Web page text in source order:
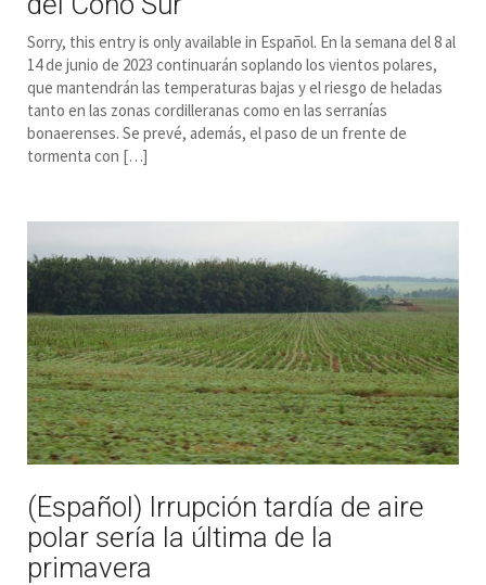
Sorry, this entry is only available in Español. En la semana del 8 al
14 de junio de 2023 continuarán soplando los vientos polares,
que mantendrán las temperaturas bajas y el riesgo de heladas
tanto en las zonas cordilleranas como en las serranías
bonaerenses. Se prevé, además, el paso de un frente de
tormenta con […]
(Español) Irrupción tardía de aire
polar sería la última de la
primavera